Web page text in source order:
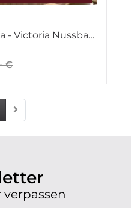
Schüller - Avola/Sienna - Victoria Nussbaum & Lack Tiefblau samtmatt
€